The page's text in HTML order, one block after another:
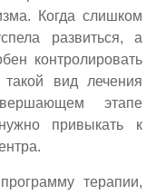
Когда слишком
развиться, а
контролировать
вид лечения
этапе
привыкать к
терапии,